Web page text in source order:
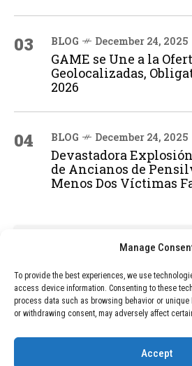
Manage
To provide the best experiences, we use
access device information. Consenting to these
process data such as browsing behavior or
or withdrawing consent, may adversely affect
Accept
03 BLOG December 24, 2025
GAME se Une a la
Geolocalizadas,
2026
04 BLOG December 24, 2025
Devastadora
de Ancianos de
Menos Dos Víctimas